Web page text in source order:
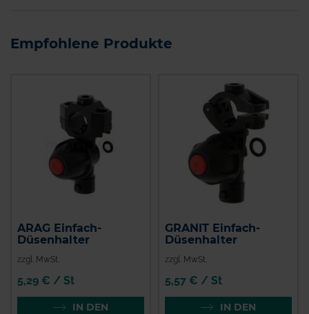
Empfohlene Produkte
ARAG Einfach-
Düsenhalter
zzgl. MwSt.
5,29 € / St
IN DEN
GRANIT Einfach-
Düsenhalter
zzgl. MwSt.
5,57 € / St
IN DEN